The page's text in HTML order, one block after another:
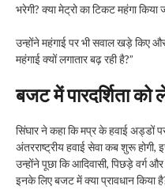
भरेगी? क्या मेट्रो का टिकट महंगा किया
उन्होंने महंगाई पर भी सवाल खड़े किए
महंगाई क्यों लगातार बढ़ रही है?”
बजट में पारदर्शिता
सिंघार ने कहा कि मप्र के हवाई अड्डों
अंतरराष्ट्रीय हवाई सेवा कब शुरू होगी,
उन्होंने पूछा कि आदिवासी, पिछड़े वर्ग
इनके लिए बजट में क्या प्रावधान किया